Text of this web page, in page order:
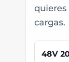
cargas.
48V